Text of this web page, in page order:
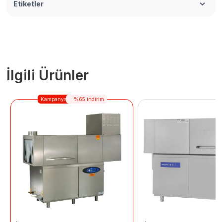
Etiketler
İlgili Ürünler
Kampanya %65 indirim